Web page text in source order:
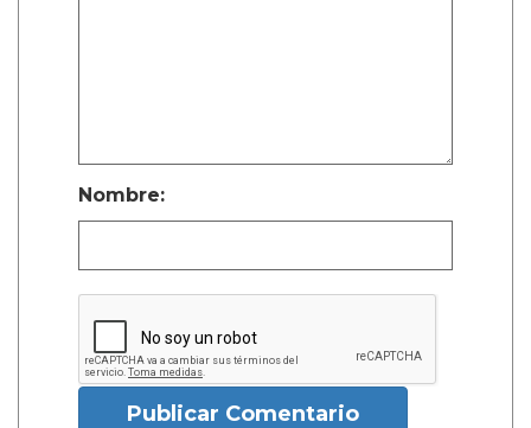
Nombre:
Publicar Comentario